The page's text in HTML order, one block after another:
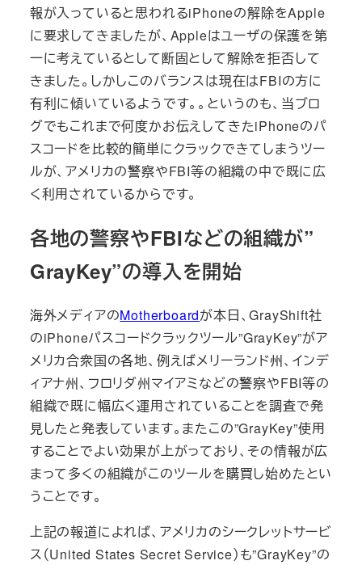
報が入っていると思われるiPhoneの解除をApple
に要求してきましたが、Appleはユーザの保護を第
一に考えているとして断固として解除を拒否して
きました。しかしこのバランスは現在はFBIの方に
有利に傾いているようです。。というのも、当ブロ
グでもこれまで何度かお伝えしてきたiPhoneのパ
スコードを比較的簡単にクラックできてしまうツー
ルが、アメリカの警察やFBI等の組織の中で既に広
く利用されているからです。
各地の警察やFBIなどの組織が”
GrayKey”の導入を開始
海外メディアのMotherboardが本日、GrayShift社
のiPhoneパスコードクラックツール”GrayKey”がア
メリカ合衆国の各地、例えばメリーランド州、インデ
ィアナ州、フロリダ州マイアミなどの警察やFBI等の
組織で既に幅広く運用されていることを調査で発
見したと発表しています。またこの”GrayKey”使用
することでよい効果が上がっており、その情報が広
まって多くの組織がこのツールを購買し始めたとい
うことです。
上記の報道によれば、アメリカのシークレットサービ
ス（United States Secret Service）も”GrayKey”の